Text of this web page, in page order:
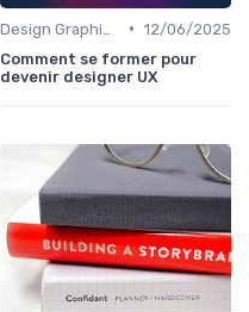
• 12/06/2025
Comment se former pour
devenir designer UX